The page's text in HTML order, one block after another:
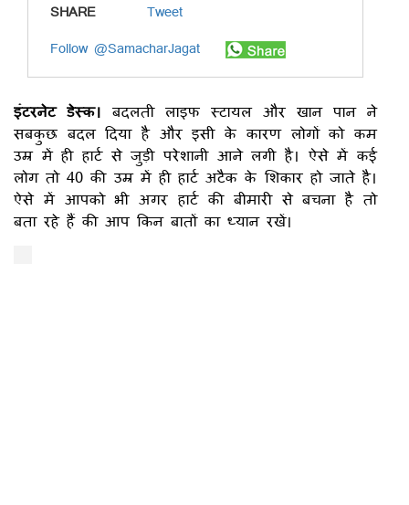
SHARE
Tweet
Follow @SamacharJagat
इंटरनेट डेस्क। बदलती लाइफ स्टायल और खान पान ने
सबकुछ बदल दिया है और इसी के कारण लोगों को कम
उम्र में ही हार्ट से जुड़ी परेशानी आने लगी है। ऐसे में कई
लोग तो 40 की उम्र में ही हार्ट अटैक के शिकार हो जाते है।
ऐसे में आपको भी अगर हार्ट की बीमारी से बचना है तो
बता रहे हैं की आप किन बातों का ध्यान रखें।